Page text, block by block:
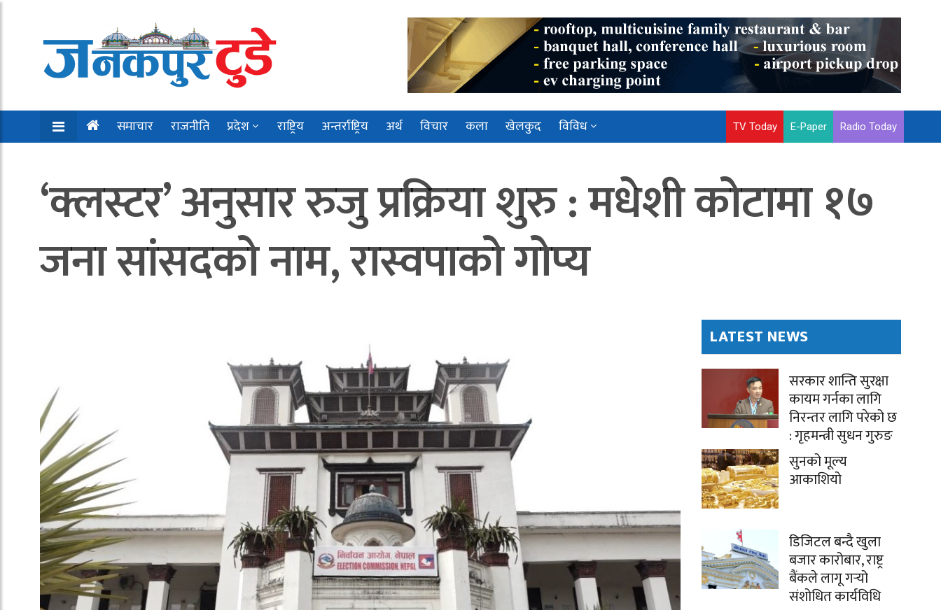
समाचार राजनीति प्रदेश राष्ट्रिय अन्तर्राष्ट्रिय अर्थ विचार कला खेलकुद विविध TV Today E-Paper Radio Today
‘क्लस्टर’ अनुसार रुजु प्रक्रिया शुरु : मधेशी कोटामा १७
जना सांसदको नाम, रास्वपाको गोप्य
LATEST NEWS
सरकार शान्ति सुरक्षा
कायम गर्नका लागि
निरन्तर लागि परेको छ
: गृहमन्त्री सुधन गुरुङ
सुनको मूल्य
आकाशियो
डिजिटल बन्दै खुला
बजार कारोबार, राष्ट्र
बैंकले लागू गर्‍यो
संशोधित कार्यविधि